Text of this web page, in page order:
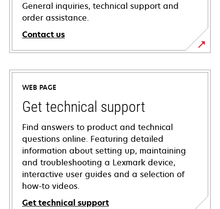
General inquiries, technical support and
order assistance.
Contact us
WEB PAGE
Get technical support
Find answers to product and technical
questions online. Featuring detailed
information about setting up, maintaining
and troubleshooting a Lexmark device,
interactive user guides and a selection of
how-to videos.
Get technical support